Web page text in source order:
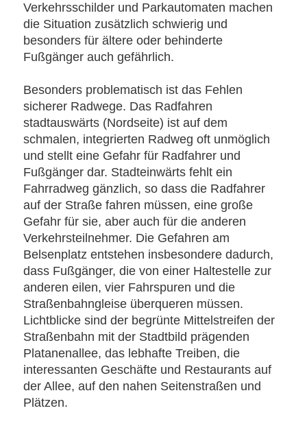
Verkehrsschilder und Parkautomaten machen
die Situation zusätzlich schwierig und
besonders für ältere oder behinderte
Fußgänger auch gefährlich.
Besonders problematisch ist das Fehlen
sicherer Radwege. Das Radfahren
stadtauswärts (Nordseite) ist auf dem
schmalen, integrierten Radweg oft unmöglich
und stellt eine Gefahr für Radfahrer und
Fußgänger dar. Stadteinwärts fehlt ein
Fahrradweg gänzlich, so dass die Radfahrer
auf der Straße fahren müssen, eine große
Gefahr für sie, aber auch für die anderen
Verkehrsteilnehmer. Die Gefahren am
Belsenplatz entstehen insbesondere dadurch,
dass Fußgänger, die von einer Haltestelle zur
anderen eilen, vier Fahrspuren und die
Straßenbahngleise überqueren müssen.
Lichtblicke sind der begrünte Mittelstreifen der
Straßenbahn mit der Stadtbild prägenden
Platanenallee, das lebhafte Treiben, die
interessanten Geschäfte und Restaurants auf
der Allee, auf den nahen Seitenstraßen und
Plätzen.